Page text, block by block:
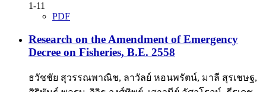
1-11
PDF
Research on the Amendment of Emergency
Decree on Fisheries, B.E. 2558
ธวัชชัย สุวรรณพาณิช, ลาวัลย์ หอนพรัตน์, มาลี สุรเชษฐ,